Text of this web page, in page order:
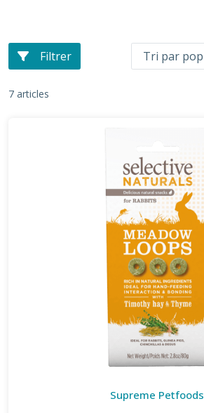
Filtrer
7 articles
Supreme Petfoods